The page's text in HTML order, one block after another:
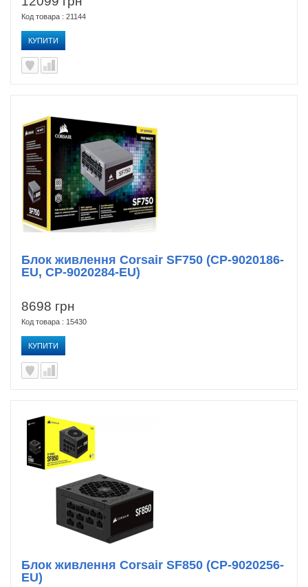
Код товара : 21144
КУПИТИ
8698 грн
Код товара : 15430
КУПИТИ
Блок живлення Corsair SF750 (CP-9020186-
EU, CP-9020284-EU)
Блок живлення Corsair SF850 (CP-9020256-
EU)